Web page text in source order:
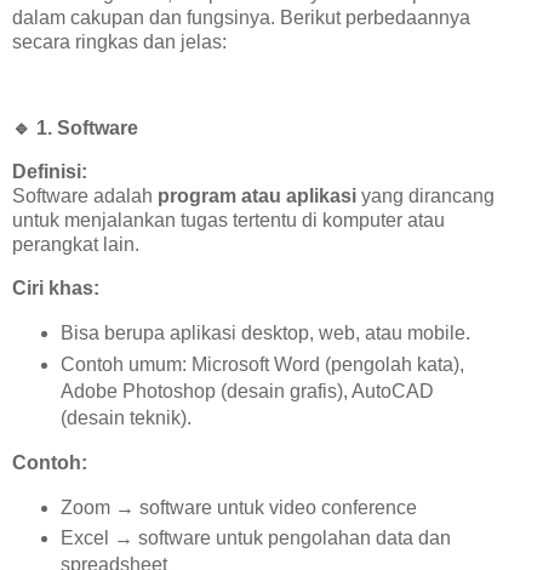
dalam cakupan dan fungsinya. Berikut perbedaannya
secara ringkas dan jelas:
🔹 1. Software
Definisi:
Software adalah program atau aplikasi yang dirancang
untuk menjalankan tugas tertentu di komputer atau
perangkat lain.
Ciri khas:
Bisa berupa aplikasi desktop, web, atau mobile.
Contoh umum: Microsoft Word (pengolah kata),
Adobe Photoshop (desain grafis), AutoCAD
(desain teknik).
Contoh:
Zoom → software untuk video conference
Excel → software untuk pengolahan data dan
spreadsheet